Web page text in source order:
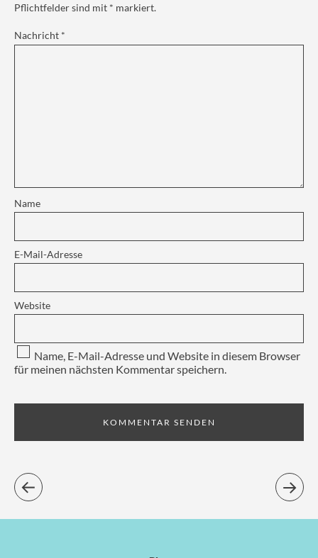
Pflichtfelder sind mit * markiert.
Nachricht *
Name
E-Mail-Adresse
Website
Name, E-Mail-Adresse und Website in diesem Browser
für meinen nächsten Kommentar speichern.